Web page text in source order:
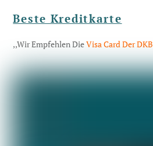
Beste Kreditkarte
,,Wir Empfehlen DieVisa Card Der DKB